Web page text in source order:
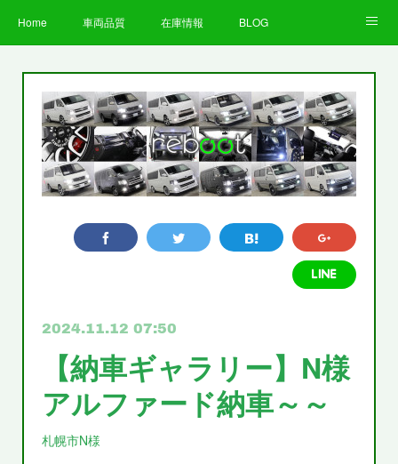
Home 車両品質 在庫情報 BLOG
お客様の声 STAFF 企業情報
プライバシーポリシー
2024.11.12 07:50
【納車ギャラリー】N様
アルファード納車～～
札幌市N様